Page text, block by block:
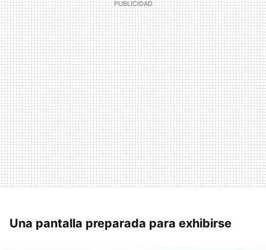
Una pantalla preparada para exhibirse